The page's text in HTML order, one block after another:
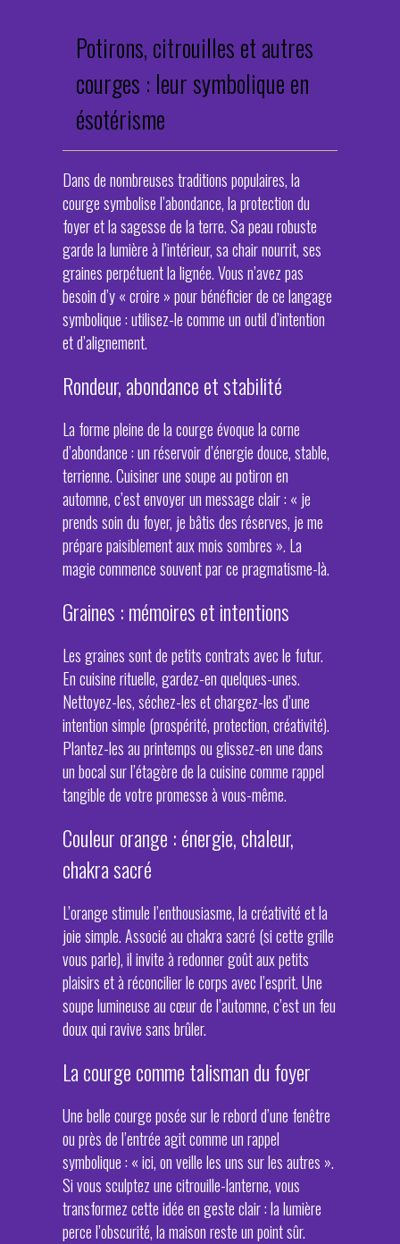
Potirons, citrouilles et autres
courges : leur symbolique en
ésotérisme
Dans de nombreuses traditions populaires, la
courge symbolise l’abondance, la protection du
foyer et la sagesse de la terre. Sa peau robuste
garde la lumière à l’intérieur, sa chair nourrit, ses
graines perpétuent la lignée. Vous n’avez pas
besoin d’y « croire » pour bénéficier de ce langage
symbolique : utilisez-le comme un outil d’intention
et d’alignement.
Rondeur, abondance et stabilité
La forme pleine de la courge évoque la corne
d’abondance : un réservoir d’énergie douce, stable,
terrienne. Cuisiner une soupe au potiron en
automne, c’est envoyer un message clair : « je
prends soin du foyer, je bâtis des réserves, je me
prépare paisiblement aux mois sombres ». La
magie commence souvent par ce pragmatisme-là.
Graines : mémoires et intentions
Les graines sont de petits contrats avec le futur.
En cuisine rituelle, gardez-en quelques-unes.
Nettoyez-les, séchez-les et chargez-les d’une
intention simple (prospérité, protection, créativité).
Plantez-les au printemps ou glissez-en une dans
un bocal sur l’étagère de la cuisine comme rappel
tangible de votre promesse à vous-même.
Couleur orange : énergie, chaleur,
chakra sacré
L’orange stimule l’enthousiasme, la créativité et la
joie simple. Associé au chakra sacré (si cette grille
vous parle), il invite à redonner goût aux petits
plaisirs et à réconcilier le corps avec l’esprit. Une
soupe lumineuse au cœur de l’automne, c’est un feu
doux qui ravive sans brûler.
La courge comme talisman du foyer
Une belle courge posée sur le rebord d’une fenêtre
ou près de l’entrée agit comme un rappel
symbolique : « ici, on veille les uns sur les autres ».
Si vous sculptez une citrouille-lanterne, vous
transformez cette idée en geste clair : la lumière
perce l’obscurité, la maison reste un point sûr.